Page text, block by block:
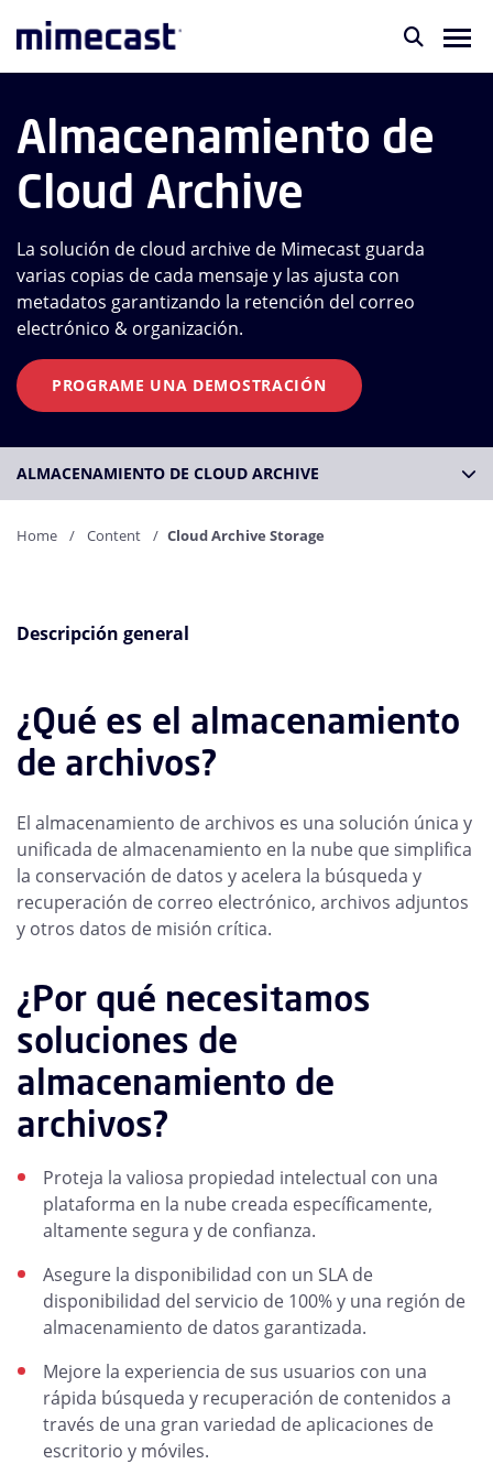
Almacenamiento de
Cloud Archive
La solución de cloud archive de Mimecast guarda
varias copias de cada mensaje y las ajusta con
metadatos garantizando la retención del correo
electrónico & organización.
PROGRAME UNA DEMOSTRACIÓN
ALMACENAMIENTO DE CLOUD ARCHIVE
Home Content Cloud Archive Storage
Descripción general
¿Qué es el almacenamiento
de archivos?
El almacenamiento de archivos es una solución única y
unificada de almacenamiento en la nube que simplifica
la conservación de datos y acelera la búsqueda y
recuperación de correo electrónico, archivos adjuntos
y otros datos de misión crítica.
¿Por qué necesitamos
soluciones de
almacenamiento de
archivos?
Proteja la valiosa propiedad intelectual con una
plataforma en la nube creada específicamente,
altamente segura y de confianza.
Asegure la disponibilidad con un SLA de
disponibilidad del servicio de 100% y una región de
almacenamiento de datos garantizada.
Mejore la experiencia de sus usuarios con una
rápida búsqueda y recuperación de contenidos a
través de una gran variedad de aplicaciones de
escritorio y móviles.